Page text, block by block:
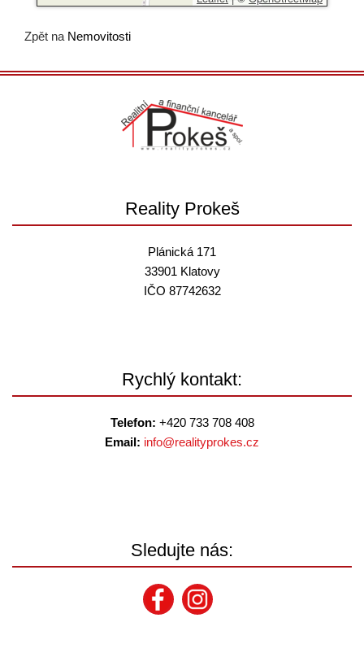
Zpět na Nemovitosti
Reality Prokeš
Plánická 171
33901 Klatovy
IČO 87742632
Rychlý kontakt:
Telefon: +420 733 708 408
Email: info@realityprokes.cz
Sledujte nás: